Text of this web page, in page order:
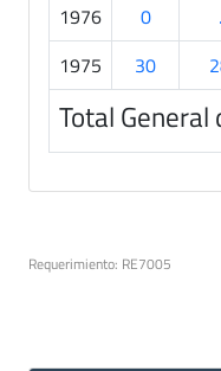
1976
0 .
1975
30
Total
Requerimiento: RE7005